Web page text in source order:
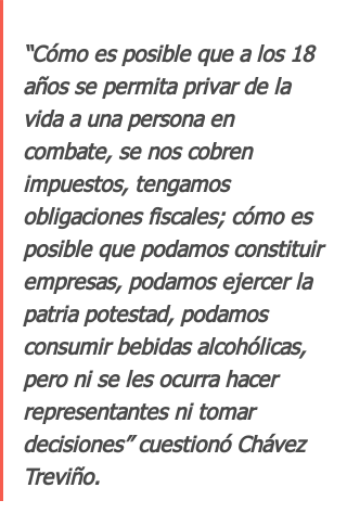
“Cómo es posible que a los 18
años se permita privar de la
vida a una persona en
combate, se nos cobren
impuestos, tengamos
obligaciones fiscales; cómo es
posible que podamos constituir
empresas, podamos ejercer la
patria potestad, podamos
consumir bebidas alcohólicas,
pero ni se les ocurra hacer
representantes ni tomar
decisiones” cuestionó Chávez
Treviño.